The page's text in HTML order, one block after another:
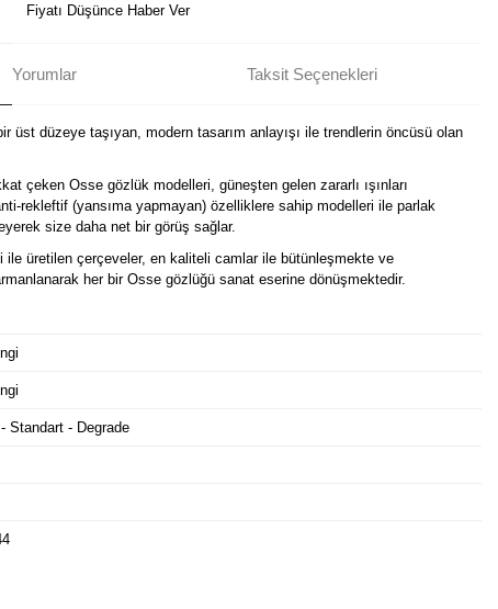
Fiyatı Düşünce Haber Ver
Yorumlar Taksit Seçenekleri
üst düzeye taşıyan, modern tasarım anlayışı ile trendlerin öncüsü olan
çeken Osse gözlük modelleri, güneşten gelen zararlı ışınları
rekleftif (yansıma yapmayan) özelliklere sahip modelleri ile parlak
size daha net bir görüş sağlar.
üretilen çerçeveler, en kaliteli camlar ile bütünleşmekte ve
her bir Osse gözlüğü sanat eserine dönüşmektedir.
Standart - Degrade